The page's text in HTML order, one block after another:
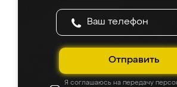
Отправить
Я соглашаюсь на передачу